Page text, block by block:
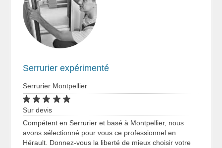
Serrurier expérimenté
Serrurier Montpellier
Sur devis
Compétent en Serrurier et basé à Montpellier, nous
avons sélectionné pour vous ce professionnel en
Hérault. Donnez-vous la liberté de mieux choisir votre